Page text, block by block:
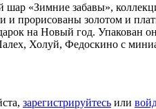
шар «Зимние забавы»,
и прорисованы золотом и
на Новый год. Упакован
Холуй, Федоскино с
зарегистрируйтесь или